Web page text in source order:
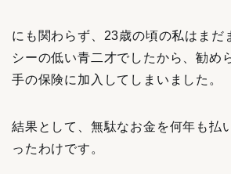
にも関わらず、23歳の頃の私はまだ
シーの低い青二才でしたから、勧め
手の保険に加入してしまいました。
結果として、無駄なお金を何年も払
ったわけです。